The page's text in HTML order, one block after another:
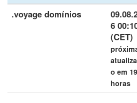
.voyage domínios
6
(CET)
o em 19
horas